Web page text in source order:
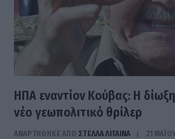
ΗΠΑ εναντίον Κούβας: Η
νέο γεωπολιτικό θρίλερ
ΑΝΑΡΤΗΘΗΚΕ ΑΠΟ ΣΤΈΛΛΑ ΛΊΤΑΙΝΑ 21